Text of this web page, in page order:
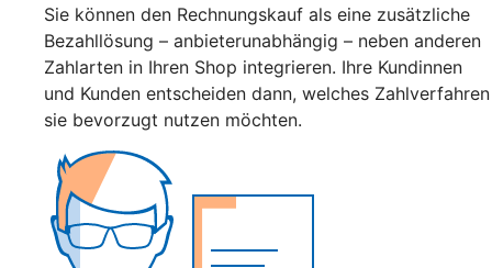
Sie können den Rechnungskauf als eine zusätzliche
Bezahllösung – anbieterunabhängig – neben anderen
Zahlarten in Ihren Shop integrieren. Ihre Kundinnen
und Kunden entscheiden dann, welches Zahlverfahren
sie bevorzugt nutzen möchten.